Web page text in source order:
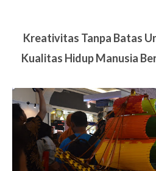
Kreativitas Tanpa Batas
Kualitas Hidup Manusia